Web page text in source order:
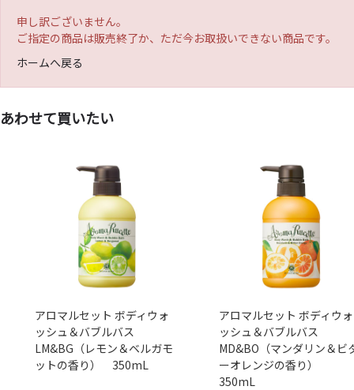
申し訳ございません。
ご指定の商品は販売終了か、ただ今お取扱いできない商品です。
ホームへ戻る
あわせて買いたい
アロマルセット ボディウォ
ッシュ＆バブルバス
LM&BG（レモン＆ベルガモ
ットの香り） 350mL
アロマルセット ボディウォ
ッシュ＆バブルバス
MD&BO（マンダリン＆ビ
ーオレンジの香り）
350mL